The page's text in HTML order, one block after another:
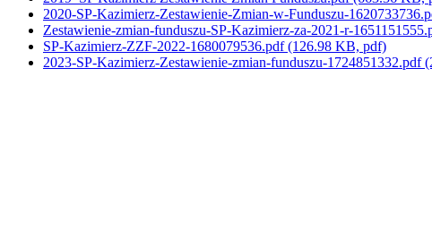
2020-SP-Kazimierz-Zestawienie-Zmian-w-Funduszu-
Zestawienie-zmian-funduszu-SP-Kazimierz-za-2021-r-
SP-Kazimierz-ZZF-2022-1680079536.pdf(126.98 KB, pdf)
2023-SP-Kazimierz-Zestawienie-zmian-funduszu-1724851332.pdf